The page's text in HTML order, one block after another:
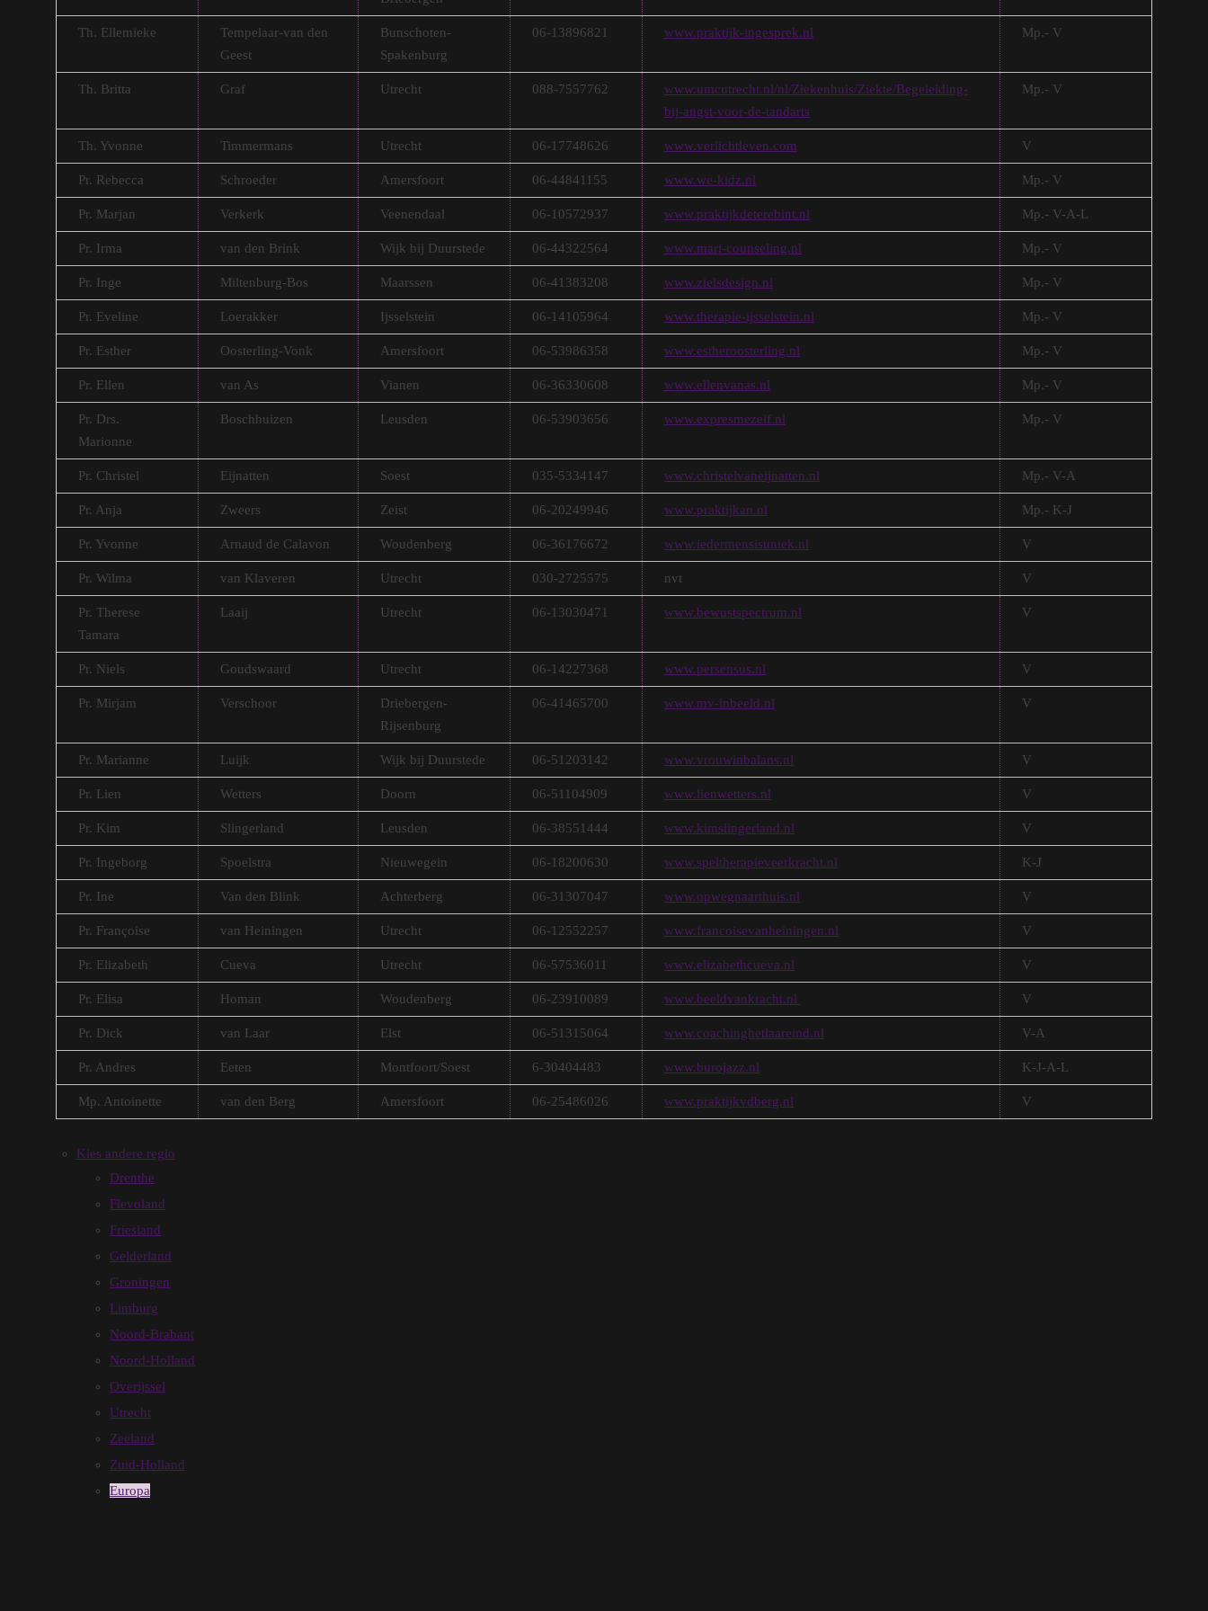
Th. Ellemieke
Tempelaar-van den
Geest
Bunschoten-
Spakenburg
06-13896821 www.praktijk-ingesprek.nl Mp.- V
Th. Britta Graf Utrecht 088-7557762
www.umcutrecht.nl/nl/Ziekenhuis/Ziekte/Begeleiding-
bij-angst-voor-de-tandarts
Mp.- V
Th. Yvonne Timmermans Utrecht 06-17748626 www.verlichtleven.com V
Pr. Rebecca Schroeder Amersfoort 06-44841155 www.we-kidz.nl Mp.- V
Pr. Marjan Verkerk Veenendaal 06-10572937 www.praktijkdeterebint.nl Mp.- V-A-L
Pr. Irma van den Brink Wijk bij Duurstede 06-44322564 www.mari-counseling.nl Mp.- V
Pr. Inge Miltenburg-Bos Maarssen 06-41383208 www.zielsdesign.nl Mp.- V
Pr. Eveline Loerakker Ijsselstein 06-14105964 www.therapie-ijsselstein.nl Mp.- V
Pr. Esther Oosterling-Vonk Amersfoort 06-53986358 www.estheroosterling.nl Mp.- V
Pr. Ellen van As Vianen 06-36330608 www.ellenvanas.nl Mp.- V
Pr. Drs.
Marionne
Boschhuizen Leusden 06-53903656 www.expresmezelf.nl Mp.- V
Pr. Christel Eijnatten Soest 035-5334147 www.christelvaneijnatten.nl Mp.- V-A
Pr. Anja Zweers Zeist 06-20249946 www.praktijkan.nl Mp.- K-J
Pr. Yvonne Arnaud de Calavon Woudenberg 06-36176672 www.iedermensisuniek.nl V
Pr. Wilma van Klaveren Utrecht 030-2725575 nvt V
Pr. Therese
Tamara
Laaij Utrecht 06-13030471 www.bewustspectrum.nl V
Pr. Niels Goudswaard Utrecht 06-14227368 www.persensus.nl V
Pr. Mirjam Verschoor
Driebergen-
Rijsenburg
06-41465700 www.mv-inbeeld.nl V
Pr. Marianne Luijk Wijk bij Duurstede 06-51203142 www.vrouwinbalans.nl V
Pr. Lien Wetters Doorn 06-51104909 www.lienwetters.nl V
Pr. Kim Slingerland Leusden 06-38551444 www.kimslingerland.nl V
Pr. Ingeborg Spoelstra Nieuwegein 06-18200630 www.speltherapieveerkracht.nl K-J
Pr. Ine Van den Blink Achterberg 06-31307047 www.opwegnaarthuis.nl V
Pr. Françoise van Heiningen Utrecht 06-12552257 www.francoisevanheiningen.nl V
Pr. Elizabeth Cueva Utrecht 06-57536011 www.elizabethcueva.nl V
Pr. Elisa Homan Woudenberg 06-23910089 www.beeldvankracht.nl V
Pr. Dick van Laar Elst 06-51315064 www.coachinghetlaareind.nl V-A
Pr. Andres Eeten Montfoort/Soest 6-30404483 www.burojazz.nl K-J-A-L
Mp. Antoinette van den Berg Amersfoort 06-25486026 www.praktijkvdberg.nl V
Kies andere regio
Drenthe
Flevoland
Friesland
Gelderland
Groningen
Limburg
Noord-Brabant
Noord-Holland
Overijssel
Utrecht
Zeeland
Zuid-Holland
Europa